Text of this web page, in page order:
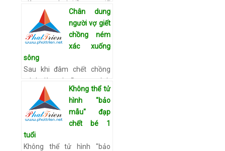
giàu sang, hai đối tượng đã
thực hiện thành công hành
vi mua bán người. Ngày
25/11, nguồn tin từ Công…
Chân dung
người vợ giết
chồng ném
xác xuống
sông
Sau khi đâm chết chồng
mình là anh Dương Đình
Bằng, hung thủ Dương Thị
Thưa đã chở xác người
chồng ra sông Cầu để ném
xác phi tang. Sau đó nói
chồng …
Không thể tử
hình "bảo
mẫu" đạp
chết bé 1
tuổi
Không thể tử hình "bảo